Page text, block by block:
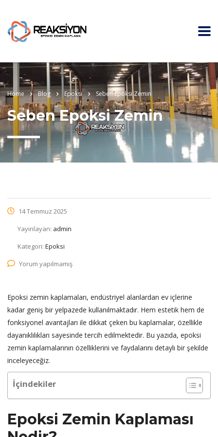
Home Blog Epoksi Seben Epoksi Zemin
Seben Epoksi Zemin
14 Temmuz 2025
Yayınlayan: admin
Kategori: Epoksi
Yorum yapılmamış
Epoksi zemin kaplamaları, endüstriyel alanlardan ev içlerine
kadar geniş bir yelpazede kullanılmaktadır. Hem estetik hem de
fonksiyonel avantajları ile dikkat çeken bu kaplamalar, özellikle
dayanıklılıkları sayesinde tercih edilmektedir. Bu yazıda, epoksi
zemin kaplamalarının özelliklerini ve faydalarını detaylı bir şekilde
inceleyeceğiz.
İçindekiler
Epoksi Zemin Kaplaması